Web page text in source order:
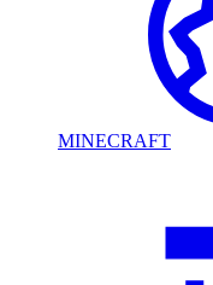
MINECRAFT